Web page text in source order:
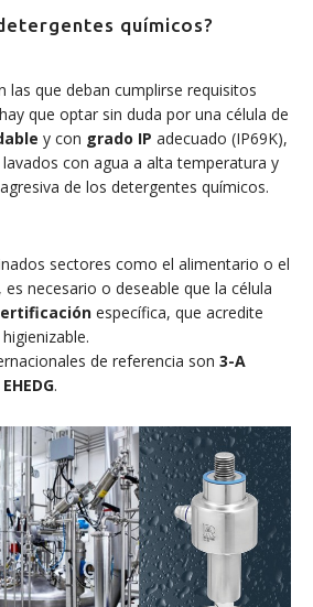
químicos?
las que deban cumplirse requisitos
que optar sin duda por una célula de
y con grado IP adecuado (IP69K),
con agua a alta temperatura y
de los detergentes químicos.
sectores como el alimentario o el
necesario o deseable que la célula
específica, que acredite
de referencia son 3-A
EHEDG.